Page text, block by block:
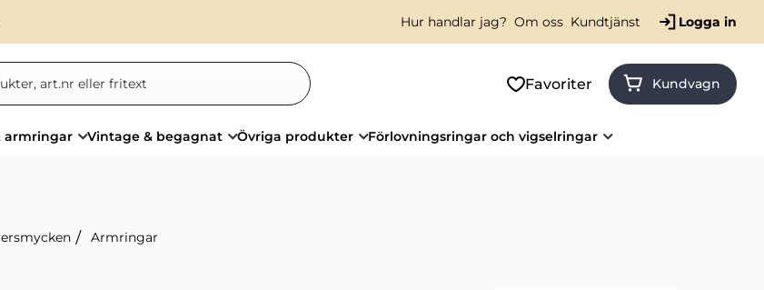
Hur handlar jag? Om oss Kundtjänst Logga in
Favoriter Kundvagn
armringar Vintage & begagnat Övriga produkter Förlovningsringar och vigselringar
Armringar